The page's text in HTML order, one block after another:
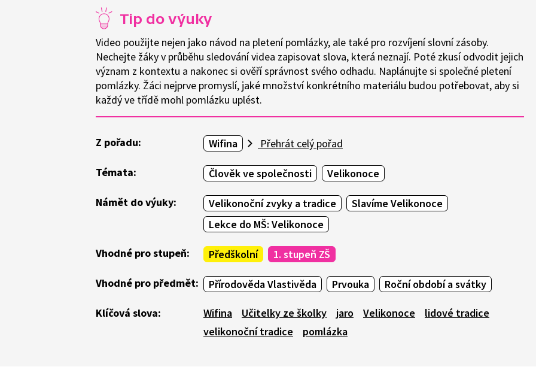
Tip do výuky
Video použijte nejen jako návod na pletení pomlázky, ale také pro rozvíjení slovní zásoby.
Nechejte žáky v průběhu sledování videa zapisovat slova, která neznají. Poté zkusí odvodit jejich
význam z kontextu a nakonec si ověří správnost svého odhadu. Naplánujte si společné pletení
pomlázky. Žáci nejprve promyslí, jaké množství konkrétního materiálu budou potřebovat, aby si
každý ve třídě mohl pomlázku uplést.
Z pořadu: Wifina Přehrát celý pořad
Témata: Člověk ve společnosti Velikonoce
Námět do výuky: Velikonoční zvyky a tradice
Slavíme Velikonoce
Lekce do MŠ: Velikonoce
Vhodné pro stupeň: Předškolní 1. stupeň ZŠ
Vhodné pro předmět: Přírodověda Vlastivěda Prvouka Roční období a svátky
Klíčová slova: Wifina Učitelky ze školky jaro Velikonoce
lidové tradice
velikonoční tradice
pomlázka